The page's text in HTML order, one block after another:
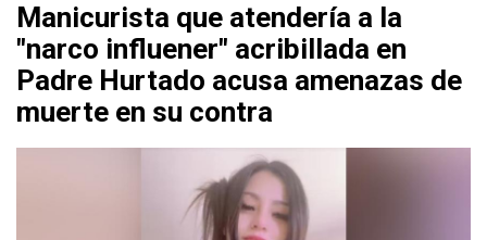
Manicurista que atendería a la
"narco influener" acribillada en
Padre Hurtado acusa amenazas de
muerte en su contra